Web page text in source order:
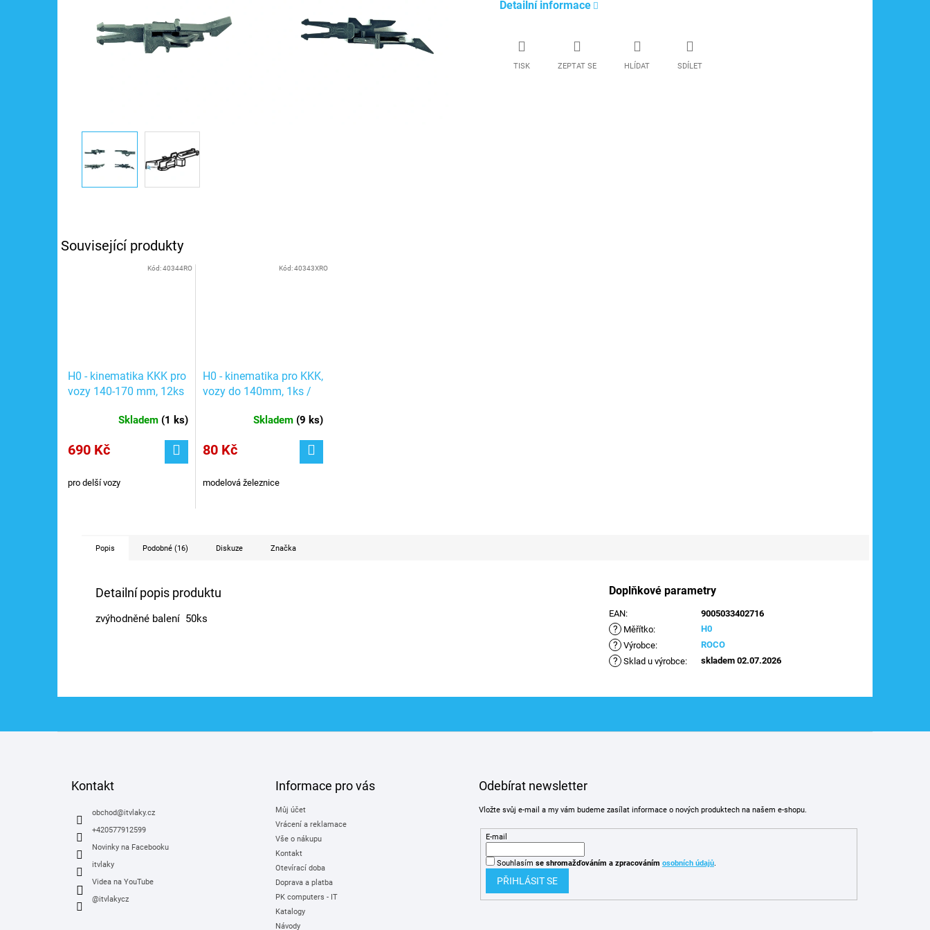
Detailní informace
TISK ZEPTAT SE HLÍDAT SDÍLET
Související produkty
H0 - kinematika KKK pro
vozy 140-170 mm, 12ks
Skladem (1 ks)
690 Kč
pro delší vozy
Kód:40344RO
H0 - kinematika pro KKK,
vozy do 140mm, 1ks /
Skladem (9 ks)
80 Kč
modelová železnice
Kód:40343XRO
Popis Podobné (16) Diskuze Značka
Detailní popis produktu
zvýhodněné balení 50ks
Doplňkové parametry
EAN: 9005033402716
? Měřítko: H0
? Výrobce: ROCO
? Sklad u výrobce: skladem 02.07.2026
Kontakt
obchod@itvlaky.cz
+420577912599
Novinky na Facebooku
itvlaky
Videa na YouTube
@itvlakycz
Informace pro vás
Můj účet
Vrácení a reklamace
Vše o nákupu
Kontakt
Otevírací doba
Doprava a platba
PK computers - IT
Katalogy
Návody
Odebírat newsletter
Vložte svůj e-mail a my vám budeme zasílat informace o nových produktech na našem e-shopu.
E-mail
Souhlasím se shromažďováním a zpracováním osobních údajů.
PŘIHLÁSIT SE